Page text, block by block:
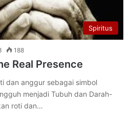
Spiritus
188
Real Presence
dan anggur sebagai simbol
menjadi Tubuh dan Darah-
roti dan…